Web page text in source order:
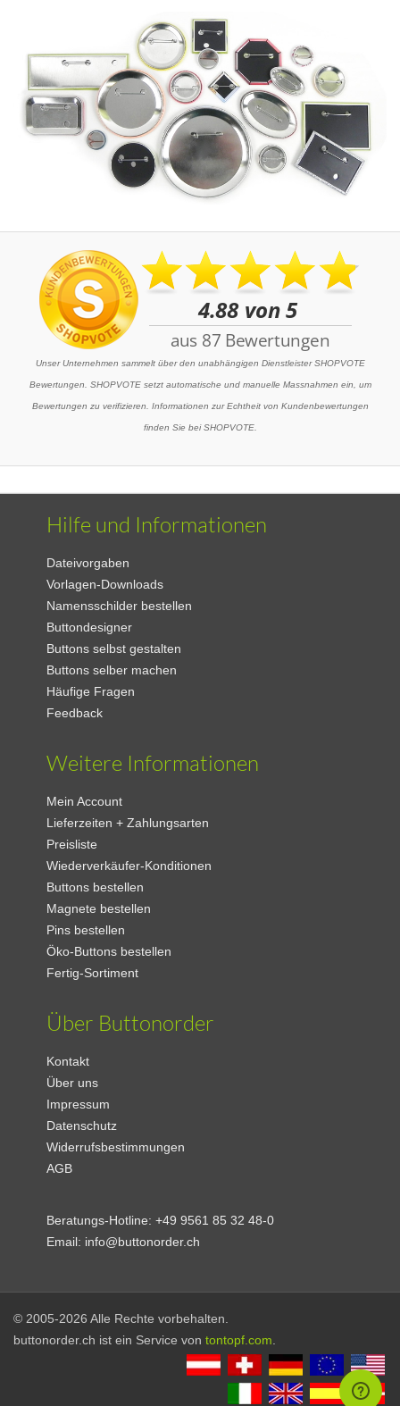
Unser Unternehmen sammelt über den unabhängigen Dienstleister SHOPVOTE
Bewertungen. SHOPVOTE setzt automatische und manuelle Massnahmen ein, um
Bewertungen zu verifizieren. Informationen zur Echtheit von Kundenbewertungen
finden Sie bei SHOPVOTE.
Hilfe und Informationen
Dateivorgaben
Vorlagen-Downloads
Namensschilder bestellen
Buttondesigner
Buttons selbst gestalten
Buttons selber machen
Häufige Fragen
Feedback
Weitere Informationen
Mein Account
Lieferzeiten + Zahlungsarten
Preisliste
Wiederverkäufer-Konditionen
Buttons bestellen
Magnete bestellen
Pins bestellen
Öko-Buttons bestellen
Fertig-Sortiment
Über Buttonorder
Kontakt
Über uns
Impressum
Datenschutz
Widerrufsbestimmungen
AGB
Beratungs-Hotline:+49 9561 85 32 48-0
Email: info@buttonorder.ch
© 2005-2026 Alle Rechte vorbehalten.
buttonorder.ch ist ein Service von tontopf.com